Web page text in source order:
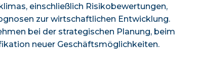
einschließlich Risikobewertungen,
zur wirtschaftlichen Entwicklung.
bei der strategischen Planung, beim
neuer Geschäftsmöglichkeiten.